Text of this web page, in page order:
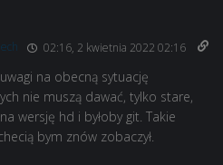
02:16, 2 kwietnia 2022 02:16
na obecną sytuację
nie muszą dawać, tylko stare,
wersję hd i byłoby git. Takie
bym znów zobaczył.